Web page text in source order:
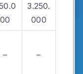
00
3.250.
000
– –